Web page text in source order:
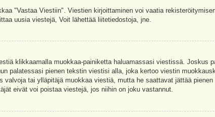
"Vastaa Viestiin". Viestien kirjoittaminen voi vaatia
uusia viestejä, Voit lähettää liitetiedostoja, jne.
klikkaamalla muokkaa-painiketta haluamassasi viestissä. Joskus
palatessasi pienen tekstin viestisi alla, joka kertoo viestin
tai ylläpitäjä muokkaa viestiä, mutta he saattavat jättää pienen
eivät voi poistaa viestejä, jos niihin on joku vastannut.